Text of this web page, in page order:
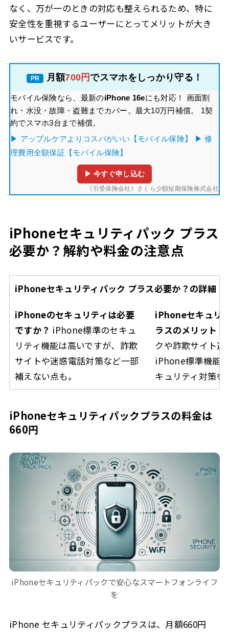
なく、万が一のときの対応も整えられるため、特に
安全性を重視するユーザーにとってメリットが大き
いサービスです。
PR 月額700円 でスマホをしっかり守る！
モバイル保険なら、最新のiPhone 16eにも対応！ 画面割
れ・水没・故障・盗難までカバー。最大10万円補償。 1契
約でスマホ3台まで補償。
▶ アップルケアよりコスパがいい【モバイル保険】
▶ 修
理費用全額保証【モバイル保険】
▶ 今すぐ申し込む
《引受保険会社》さくら少額短期保険株式会社
iPhoneセキュリティパック プラス
必要か？解約や料金の注意点
iPhoneセキュリティパック プラス必要か？の詳細
iPhoneのセキュリティは必要
ですか？ iPhone標準のセキュ
リティ機能は高いですが、詐欺
サイトや迷惑電話対策など一部
補えない点も。
iPhoneセキュリ
ラスのメリット
クや詐欺サイト遮
iPhone標準機能
キュリティ対策を
iPhoneセキュリティパックプラスの料金は
660円
iPhoneセキュリティパックで安心なスマートフォンライフ
を
iPhone セキュリティパックプラスは、月額660円